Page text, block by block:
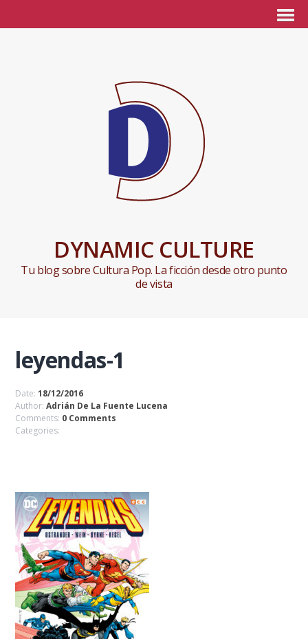
DYNAMIC CULTURE
Tu blog sobre Cultura Pop. La ficción desde otro punto
de vista
leyendas-1
Date:18/12/2016
Author:Adrián De La Fuente Lucena
Comments: 0 Comments
Categories: